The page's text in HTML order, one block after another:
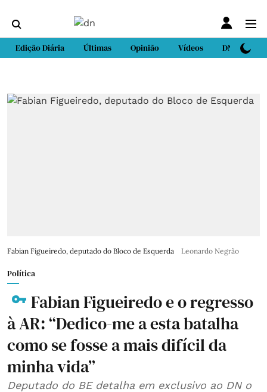
Edição Diária Últimas Opinião Vídeos DN Sport
Fabian Figueiredo, deputado do Bloco de Esquerda Leonardo Negrão
Política
Fabian Figueiredo e o regresso
à AR: “Dedico-me a esta batalha
como se fosse a mais difícil da
minha vida”
Deputado do BE detalha em exclusivo ao DN o